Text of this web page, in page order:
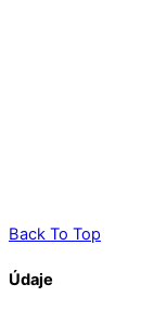
Back To Top
Údaje